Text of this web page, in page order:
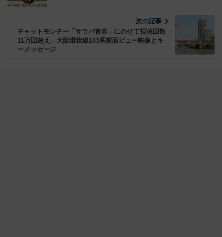
次の記事
チャットモンチー「サラバ青春」にのせて視聴回数
11万回超え、大阪環状線103系前面ビュー映像とキ
ーメッセージ